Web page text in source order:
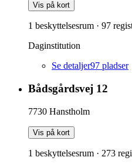
Vis på kort
1 beskyttelsesrum · 97
Daginstitution
Se detaljer97 pladser
Bådsgårdsvej 12
7730 Hanstholm
Vis på kort
1 beskyttelsesrum · 273